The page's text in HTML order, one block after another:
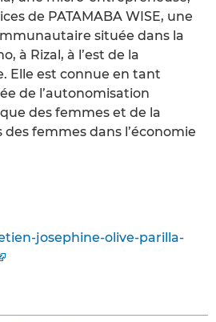
de PATAMABA WISE, une
située dans la
à Rizal, à l’est de la
Elle est connue en tant
de l’autonomisation
des femmes et de la
femmes dans l’économie
josephine-olive-parilla-